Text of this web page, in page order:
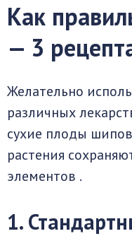
Как
— 3
Желательно
различных
сухие плоды
растения
элементов .
1.